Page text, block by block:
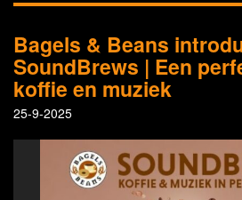
Bagels & Beans
SoundBrews | Een
koffie en muziek
25-9-2025